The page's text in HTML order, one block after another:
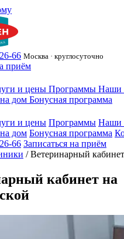
66 Москва · круглосуточно
приём
и цены Программы Наши
дом Бонусная программа
и цены Программы Наши
дом Бонусная программа
66 Записаться на приём
/ Ветеринарный
кабинет на